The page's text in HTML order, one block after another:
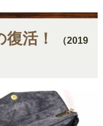
活！ （2019